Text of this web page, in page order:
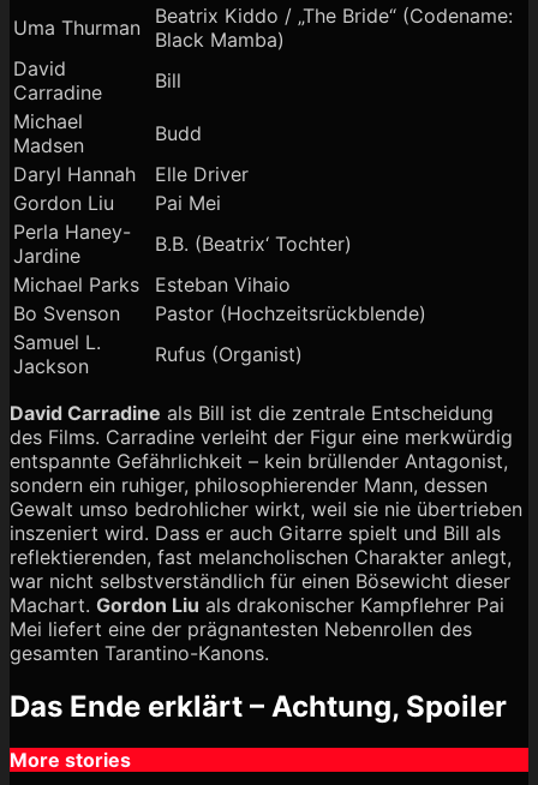
Uma Thurman
Beatrix Kiddo / „The Bride“ (Codename:
Black Mamba)
David
Carradine
Bill
Michael
Madsen
Budd
Daryl Hannah
Elle Driver
Gordon Liu
Pai Mei
Perla Haney-
Jardine
B.B. (Beatrix‘ Tochter)
Michael Parks
Esteban Vihaio
Bo Svenson
Pastor (Hochzeitsrückblende)
Samuel L.
Jackson
Rufus (Organist)
David Carradine als Bill ist die zentrale Entscheidung
des Films. Carradine verleiht der Figur eine merkwürdig
entspannte Gefährlichkeit – kein brüllender Antagonist,
sondern ein ruhiger, philosophierender Mann, dessen
Gewalt umso bedrohlicher wirkt, weil sie nie übertrieben
inszeniert wird. Dass er auch Gitarre spielt und Bill als
reflektierenden, fast melancholischen Charakter anlegt,
war nicht selbstverständlich für einen Bösewicht dieser
Machart. Gordon Liu als drakonischer Kampflehrer Pai
Mei liefert eine der prägnantesten Nebenrollen des
gesamten Tarantino-Kanons.
Das Ende erklärt – Achtung, Spoiler
More stories